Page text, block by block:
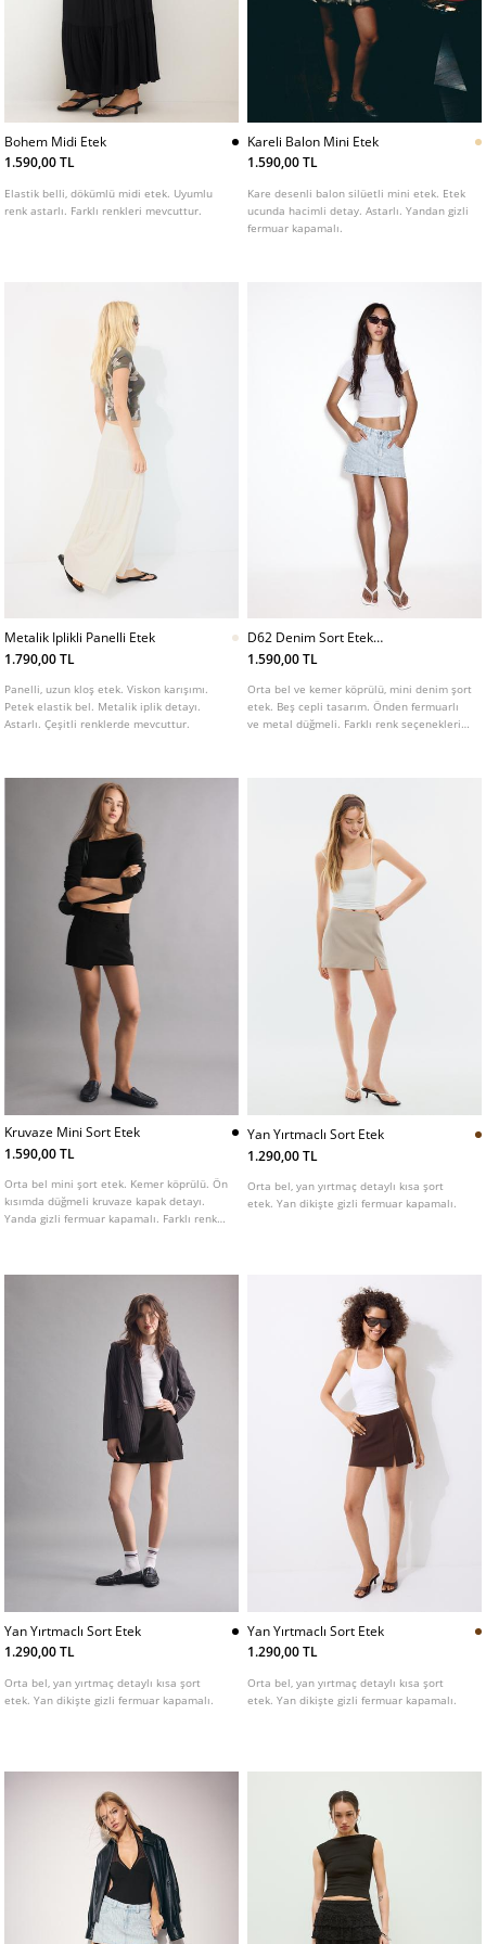
Bohem Midi Etek
1.590,00 TL
Elastik belli, dökümlü midi etek. Uyumlu
renk astarlı. Farklı renkleri mevcuttur.
Kareli Balon Mini Etek
1.590,00 TL
Kare desenli balon silüetli mini etek. Etek
ucunda hacimli detay. Astarlı. Yandan gizli
fermuar kapamalı.
Metalik Iplikli Panelli Etek
1.790,00 TL
Panelli, uzun kloş etek. Viskon karışımı.
Petek elastik bel. Metalik iplik detayı.
Astarlı. Çeşitli renklerde mevcuttur.
D62 Denim Sort Etek
L01283422
1.590,00 TL
Orta bel ve kemer köprülü, mini denim şort
etek. Beş cepli tasarım. Önden fermuarlı
ve metal düğmeli. Farklı renk seçenekleri
Kruvaze Mini Sort Etek
1.590,00 TL
Orta bel mini şort etek. Kemer köprülü. Ön
kısımda düğmeli kruvaze kapak detayı.
Yanda gizli fermuar kapamalı. Farklı renk
Yan Yırtmaclı Sort Etek
1.290,00 TL
Orta bel, yan yırtmaç detaylı kısa şort
etek. Yan dikişte gizli fermuar kapamalı.
Yan Yırtmaclı Sort Etek
1.290,00 TL
Orta bel, yan yırtmaç detaylı kısa şort
etek. Yan dikişte gizli fermuar kapamalı.
Yan Yırtmaclı Sort Etek
1.290,00 TL
Orta bel, yan yırtmaç detaylı kısa şort
etek. Yan dikişte gizli fermuar kapamalı.